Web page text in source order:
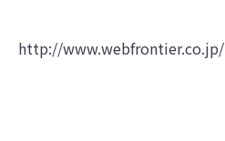
http://www.webfrontier.co.jp/